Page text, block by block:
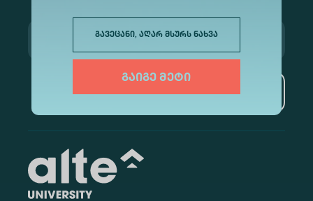
გავეცანი, აღარ მსურს ნახვა
გაიგე მეტი
გამოწერა